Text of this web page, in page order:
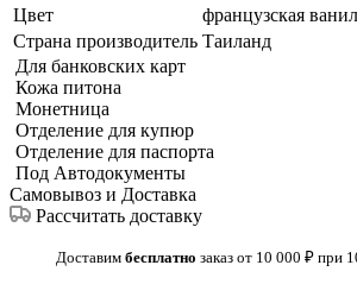
Цвет
французская
Страна производитель Таиланд
Для банковских карт
Кожа питона
Монетница
Отделение для купюр
Отделение для паспорта
Под Автодокументы
Самовывоз и Доставка
Рассчитать доставку
Доставим бесплатно заказ от 10 000 ₽ при